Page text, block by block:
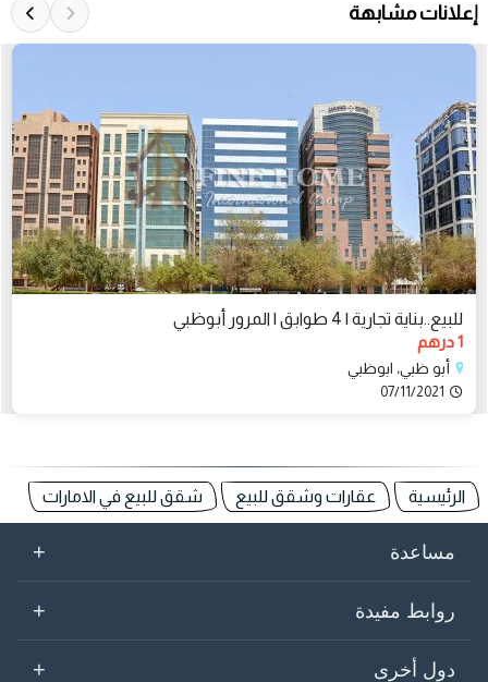
إعلانات مشابهة
للبيع..بناية تجارية | 4 طوابق | المرور أبوظبي
1 درهم
أبو ظبي، ابوظبي
07/11/2021
الرئيسية عقارات وشقق للبيع شقق للبيع في الامارات
مساعدة +
روابط مفيدة +
دول أخرى +